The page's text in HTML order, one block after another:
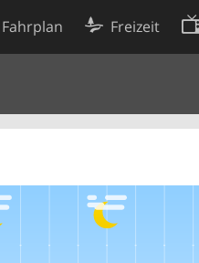
Fahrplan Freizeit
Cookie-Einstellungen